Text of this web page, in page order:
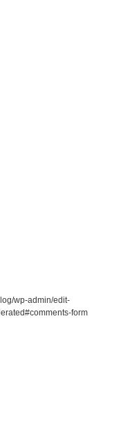
wp-admin/edit-
form